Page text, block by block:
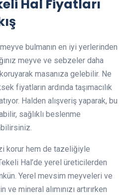
Hal Fiyatları
bulmanın en iyi yerlerinden
meyve ve sebzeler daha
masanıza gelebilir. Ne
fiyatların ardında taşımacılık
Halden alışveriş yaparak, bu
sağlıklı beslenme
korur hem de tazeliğiyle
Hal’de yerel üreticilerden
Yerel mevsim meyveleri ve
mineral alımınızı artırırken